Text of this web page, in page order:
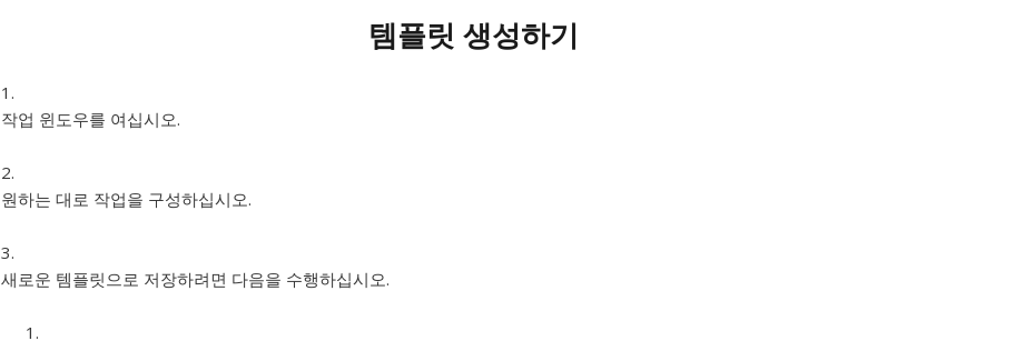
템플릿 생성하기
작업 윈도우를 여십시오.
원하는 대로 작업을 구성하십시오.
새로운 템플릿으로 저장하려면 다음을 수행하십시오.